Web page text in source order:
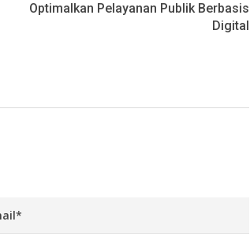
Optimalkan Pelayanan Publik Berbasis
Digital